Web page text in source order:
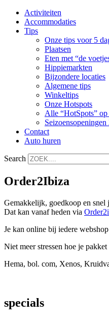
Activiteiten
Accommodaties
Tips
Onze tips voor 5
Plaatsen
Eten met “de
Hippiemarkten
Bijzondere locaties
Algemene tips
Winkeltips
Onze Hotspots
Alle “HotSpots” op
Contact
Auto huren
Search
Order2Ibiza
Gemakkelijk, goedkoop en
Dat kan vanaf heden via
Je kan online bij iedere
Niet meer stressen hoe je
Hema, bol. com, Xenos,
specials